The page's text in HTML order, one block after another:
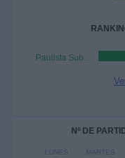
Paulista Sub-20
Nº DE
LUNES MARTES